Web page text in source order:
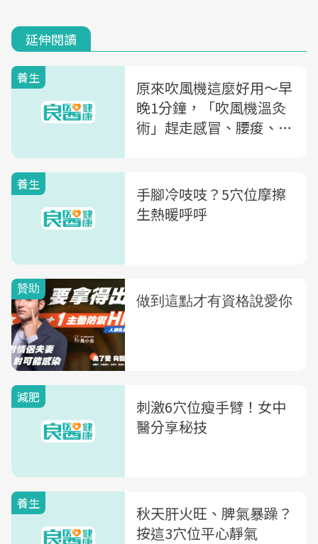
延伸閱讀
養生
原來吹風機這麼好用～早
晚1分鐘，「吹風機溫灸
術」趕走感冒、腰痠、生
養生
手腳冷吱吱？5穴位摩擦
生熱暖呼呼
減肥
刺激6穴位瘦手臂！女中
醫分享秘技
養生
秋天肝火旺、脾氣暴躁？
按這3穴位平心靜氣